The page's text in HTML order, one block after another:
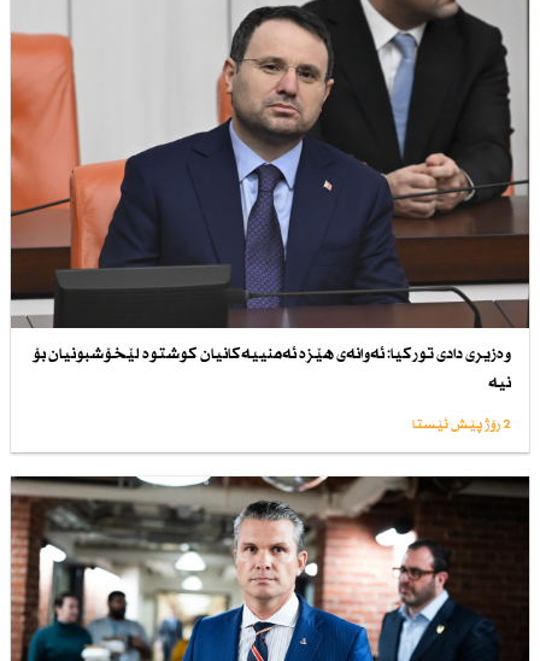
وەزیری دادی توركیا: ئەوانەی هێزە ئەمنییەكانیان كوشتوە لێخۆشبونیان بۆ
نیە
2 رۆژ پێش ئێستا